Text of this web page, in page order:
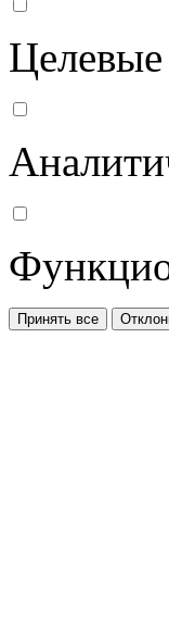
Целевые
Принять все